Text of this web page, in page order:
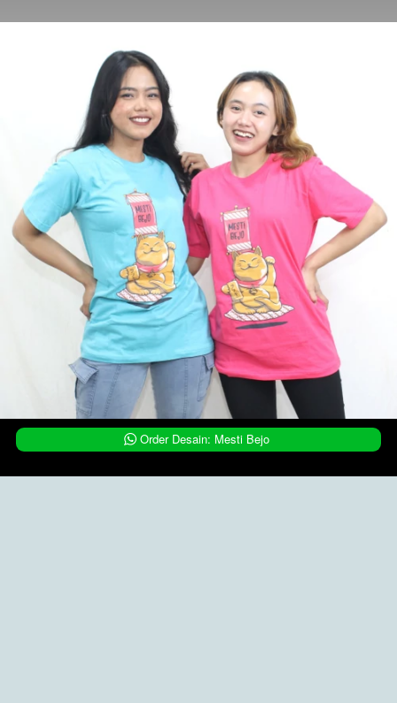
` Order Desain: Mesti Bejo